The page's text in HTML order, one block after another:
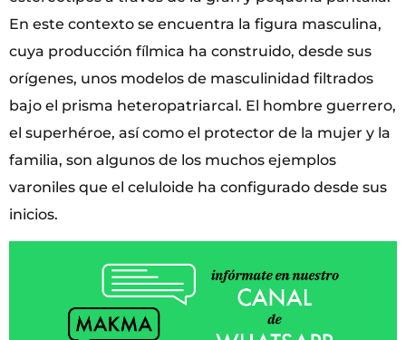
En este contexto se encuentra la figura masculina,
cuya producción fílmica ha construido, desde sus
orígenes, unos modelos de masculinidad filtrados
bajo el prisma heteropatriarcal. El hombre guerrero,
el superhéroe, así como el protector de la mujer y la
familia, son algunos de los muchos ejemplos
varoniles que el celuloide ha configurado desde sus
inicios.